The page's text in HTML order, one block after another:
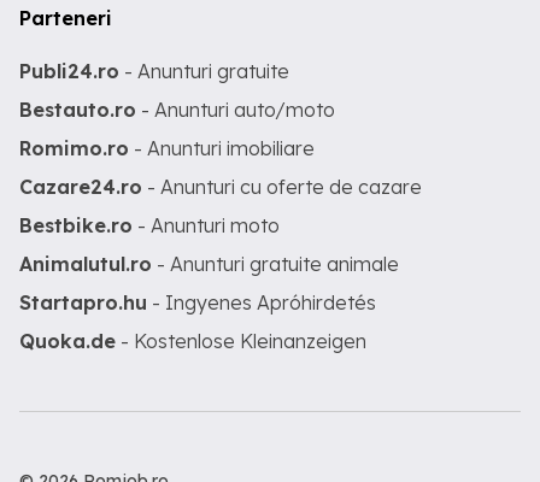
Parteneri
Publi24.ro - Anunturi gratuite
Bestauto.ro - Anunturi auto/moto
Romimo.ro - Anunturi imobiliare
Cazare24.ro - Anunturi cu oferte de cazare
Bestbike.ro - Anunturi moto
Animalutul.ro - Anunturi gratuite animale
Startapro.hu - Ingyenes Apróhirdetés
Quoka.de - Kostenlose Kleinanzeigen